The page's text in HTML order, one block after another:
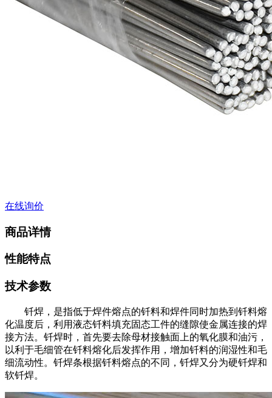
在线询价
商品详情
性能特点
技术参数
钎焊，是指低于焊件熔点的钎料和焊件同时加热到钎料熔
化温度后，利用液态钎料填充固态工件的缝隙使金属连接的焊
接方法。钎焊时，首先要去除母材接触面上的氧化膜和油污，
以利于毛细管在钎料熔化后发挥作用，增加钎料的润湿性和毛
细流动性。钎焊条根据钎料熔点的不同，钎焊又分为硬钎焊和
软钎焊。